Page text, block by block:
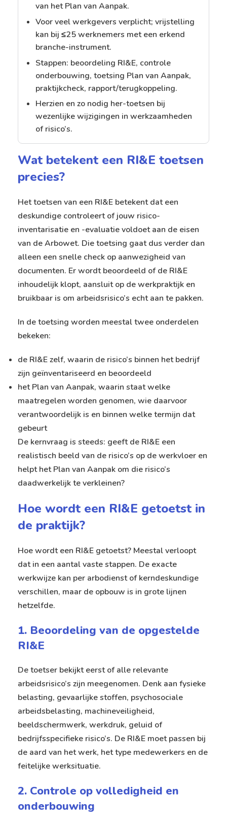
van het Plan van Aanpak.
Voor veel werkgevers verplicht; vrijstelling
kan bij ≤25 werknemers met een erkend
branche-instrument.
Stappen: beoordeling RI&E, controle
onderbouwing, toetsing Plan van Aanpak,
praktijkcheck, rapport/terugkoppeling.
Herzien en zo nodig her-toetsen bij
wezenlijke wijzigingen in werkzaamheden
of risico’s.
Wat betekent een RI&E toetsen
precies?
Het toetsen van een RI&E betekent dat een
deskundige controleert of jouw risico-
inventarisatie en -evaluatie voldoet aan de eisen
van de Arbowet. Die toetsing gaat dus verder dan
alleen een snelle check op aanwezigheid van
documenten. Er wordt beoordeeld of de RI&E
inhoudelijk klopt, aansluit op de werkpraktijk en
bruikbaar is om arbeidsrisico’s echt aan te pakken.
In de toetsing worden meestal twee onderdelen
bekeken:
de RI&E zelf, waarin de risico’s binnen het bedrijf
zijn geïnventariseerd en beoordeeld
het Plan van Aanpak, waarin staat welke
maatregelen worden genomen, wie daarvoor
verantwoordelijk is en binnen welke termijn dat
gebeurt
De kernvraag is steeds: geeft de RI&E een
realistisch beeld van de risico’s op de werkvloer en
helpt het Plan van Aanpak om die risico’s
daadwerkelijk te verkleinen?
Hoe wordt een RI&E getoetst in
de praktijk?
Hoe wordt een RI&E getoetst? Meestal verloopt
dat in een aantal vaste stappen. De exacte
werkwijze kan per arbodienst of kerndeskundige
verschillen, maar de opbouw is in grote lijnen
hetzelfde.
1. Beoordeling van de opgestelde
RI&E
De toetser bekijkt eerst of alle relevante
arbeidsrisico’s zijn meegenomen. Denk aan fysieke
belasting, gevaarlijke stoffen, psychosociale
arbeidsbelasting, machineveiligheid,
beeldschermwerk, werkdruk, geluid of
bedrijfsspecifieke risico’s. De RI&E moet passen bij
de aard van het werk, het type medewerkers en de
feitelijke werksituatie.
2. Controle op volledigheid en
onderbouwing